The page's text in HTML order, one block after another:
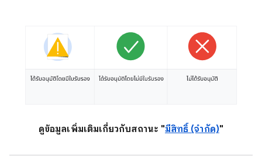
ดูข้อมูลเพิ่มเติมเกี่ยวกับสถานะ "มีสิทธิ์ (จำกัด)"